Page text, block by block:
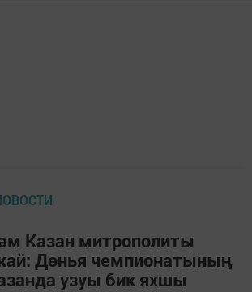
Казан митрополиты
Дөнья чемпионатының
узуы бик яхшы